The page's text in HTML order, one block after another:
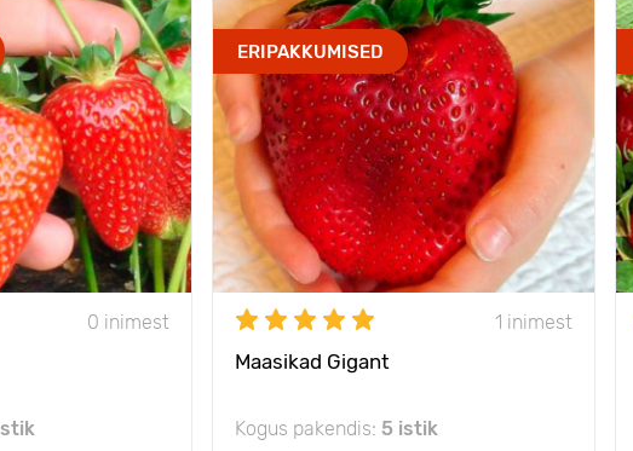
0 inimest
ERIPAKKUMISED
1 inimest
Maasikad Gigant
Kogus pakendis: 5 istik